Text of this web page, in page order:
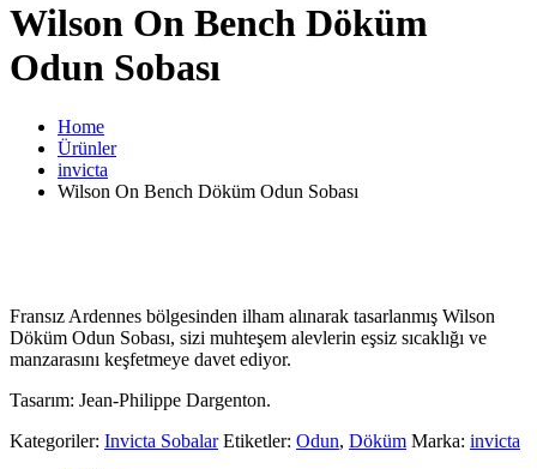
Wilson On Bench Döküm
Odun Sobası
Home
Ürünler
invicta
Wilson On Bench Döküm Odun Sobası
Fransız Ardennes bölgesinden ilham alınarak tasarlanmış Wilson
Döküm Odun Sobası, sizi muhteşem alevlerin eşsiz sıcaklığı ve
manzarasını keşfetmeye davet ediyor.
Tasarım: Jean-Philippe Dargenton.
Kategoriler: Invicta Sobalar Etiketler: Odun, Döküm Marka: invicta